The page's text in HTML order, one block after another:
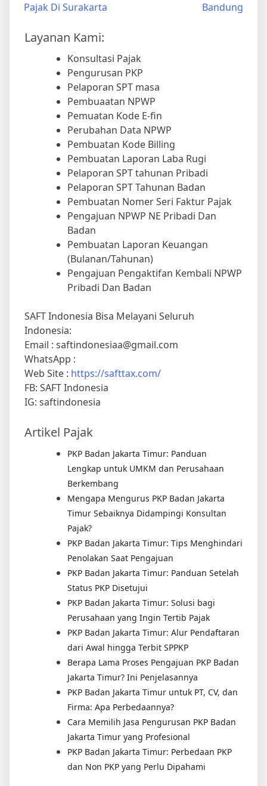
Pajak Di Surakarta
Bandung
Layanan Kami:
Konsultasi Pajak
Pengurusan PKP
Pelaporan SPT masa
Pembuaatan NPWP
Pemuatan Kode E-fin
Perubahan Data NPWP
Pembuatan Kode Billing
Pembuatan Laporan Laba Rugi
Pelaporan SPT tahunan Pribadi
Pelaporan SPT Tahunan Badan
Pembuatan Nomer Seri Faktur Pajak
Pengajuan NPWP NE Pribadi Dan
Badan
Pembuatan Laporan Keuangan
(Bulanan/Tahunan)
Pengajuan Pengaktifan Kembali NPWP
Pribadi Dan Badan
SAFT Indonesia Bisa Melayani Seluruh
Indonesia:
Email : saftindonesiaa@gmail.com
WhatsApp :
Web Site : https://safttax.com/
FB: SAFT Indonesia
IG: saftindonesia
Artikel Pajak
PKP Badan Jakarta Timur: Panduan
Lengkap untuk UMKM dan Perusahaan
Berkembang
Mengapa Mengurus PKP Badan Jakarta
Timur Sebaiknya Didampingi Konsultan
Pajak?
PKP Badan Jakarta Timur: Tips Menghindari
Penolakan Saat Pengajuan
PKP Badan Jakarta Timur: Panduan Setelah
Status PKP Disetujui
PKP Badan Jakarta Timur: Solusi bagi
Perusahaan yang Ingin Tertib Pajak
PKP Badan Jakarta Timur: Alur Pendaftaran
dari Awal hingga Terbit SPPKP
Berapa Lama Proses Pengajuan PKP Badan
Jakarta Timur? Ini Penjelasannya
PKP Badan Jakarta Timur untuk PT, CV, dan
Firma: Apa Perbedaannya?
Cara Memilih Jasa Pengurusan PKP Badan
Jakarta Timur yang Profesional
PKP Badan Jakarta Timur: Perbedaan PKP
dan Non PKP yang Perlu Dipahami